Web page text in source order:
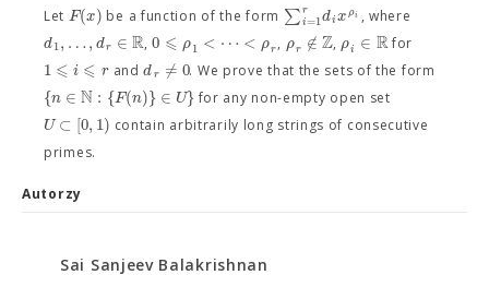
Let F(x) be a function of the form ∑r
i=1dixρi , where
d1, …,dr ∈ R,0 ⩽ ρ1 < ⋯ < ρr, ρr ∉ Z, ρi ∈ Rfor
1 ⩽ i ⩽ randdr ≠ 0. We prove that the sets of the form
{n ∈ N : {F(n)} ∈ U}for any non-empty open set
U ⊂ [0, 1) contain arbitrarily long strings of consecutive
primes.
Autorzy
Sai Sanjeev Balakrishnan